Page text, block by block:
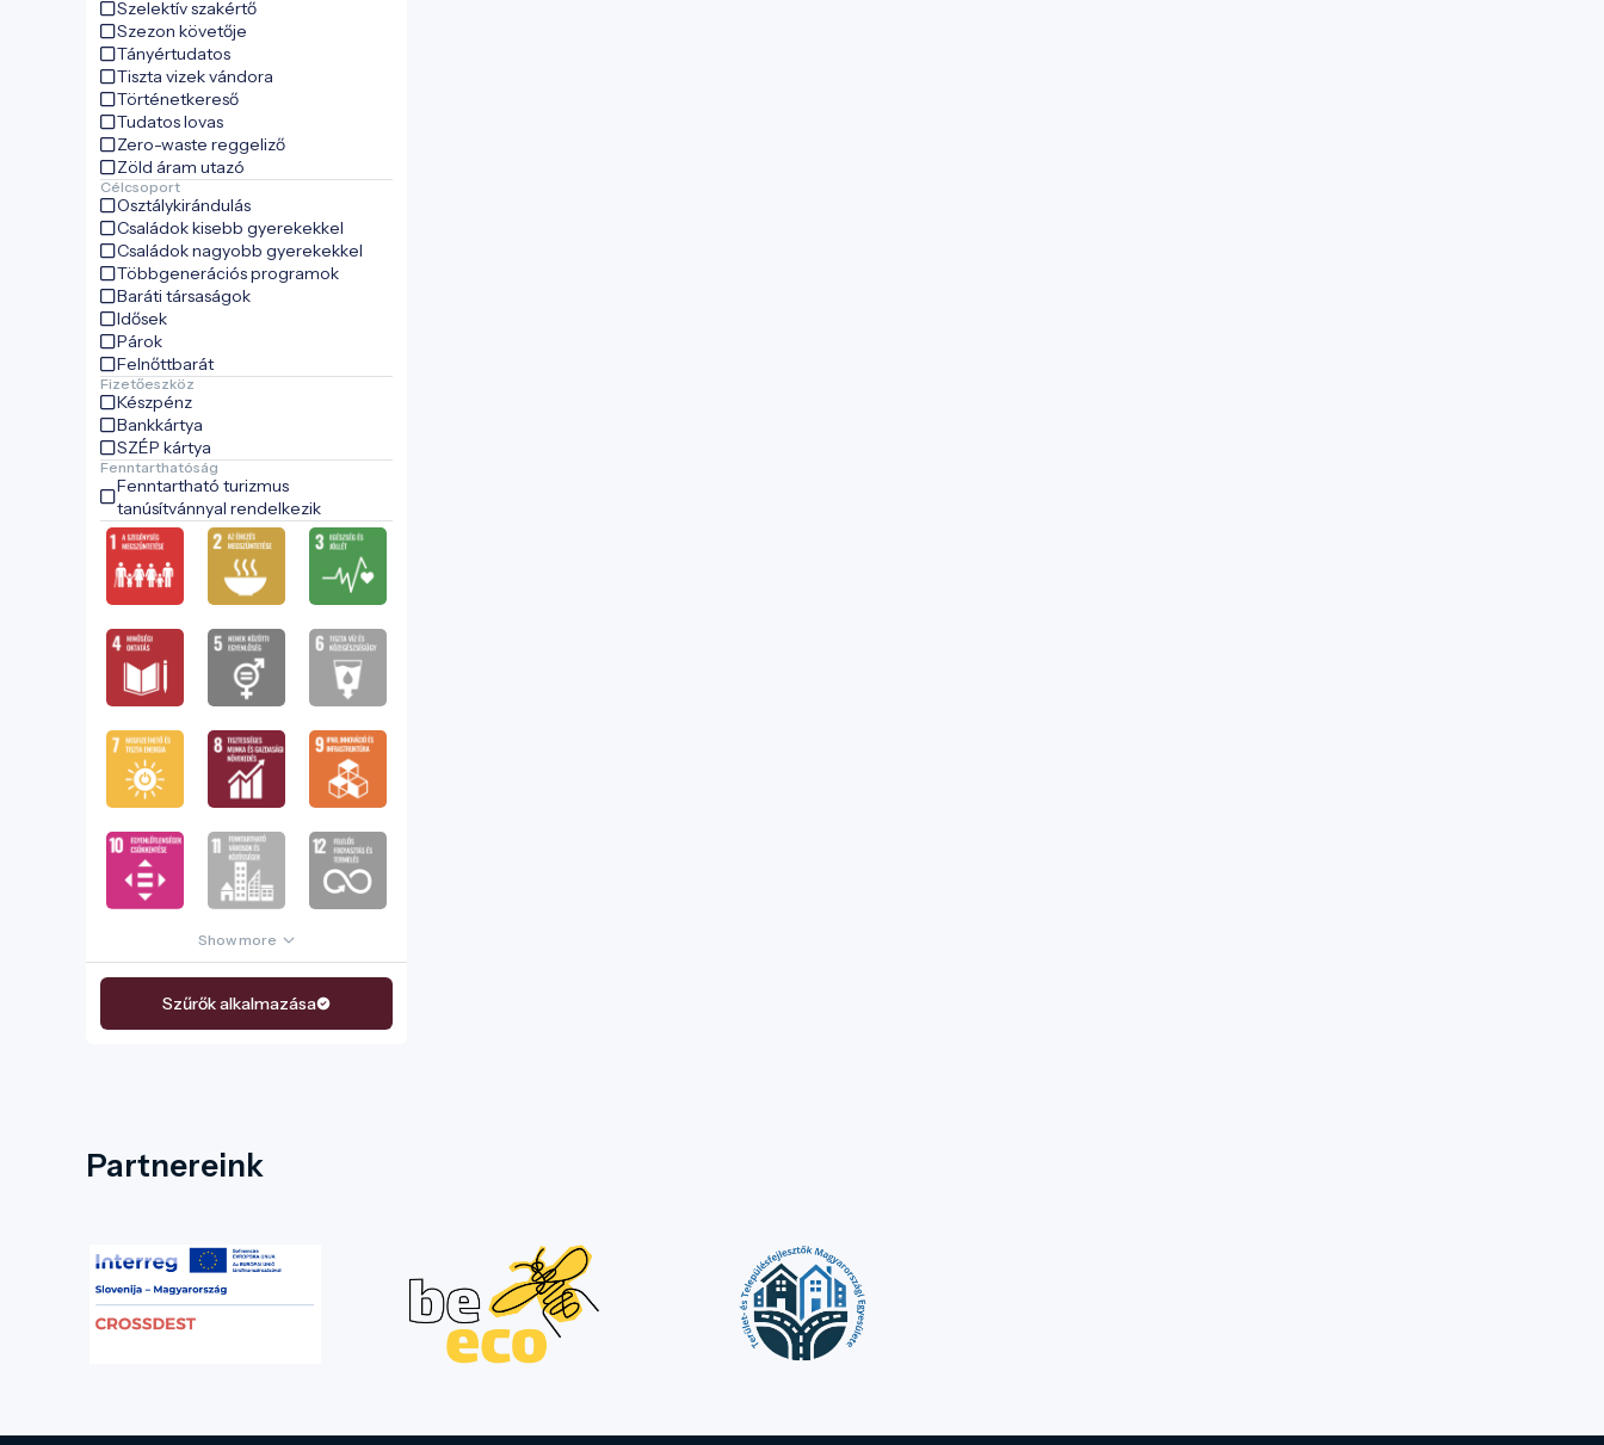
Szelektív szakértő
Szezon követője
Tányértudatos
Tiszta vizek vándora
Történetkereső
Tudatos lovas
Zero-waste reggeliző
Zöld áram utazó
Célcsoport
Osztálykirándulás
Családok kisebb gyerekekkel
Családok nagyobb gyerekekkel
Többgenerációs programok
Baráti társaságok
Idősek
Párok
Felnőttbarát
Fizetőeszköz
Készpénz
Bankkártya
SZÉP kártya
Fenntarthatóság
Fenntartható turizmus
tanúsítvánnyal rendelkezik
Show more
Szűrők alkalmazása
Partnereink